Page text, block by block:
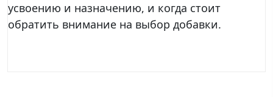
усвоению и назначению, и когда стоит
обратить внимание на выбор добавки.